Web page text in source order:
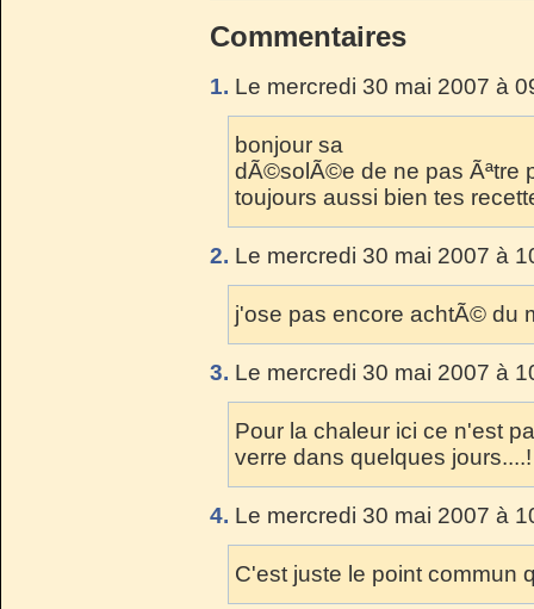
Commentaires
1. Le mercredi 30 mai 2007 à
bonjour sa
dÃ©solÃ©e de ne pas Ãªtre
toujours aussi bien tes
2. Le mercredi 30 mai 2007 à
j'ose pas encore achtÃ© du
3. Le mercredi 30 mai 2007 à
Pour la chaleur ici ce n'est
verre dans quelques jours....!
4. Le mercredi 30 mai 2007 à
C'est juste le point commun